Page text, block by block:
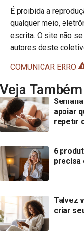
É proibida a
qualquer meio,
escrita. O site não
autores deste
COMUNICAR ERRO
Veja Também
apoiar
repetir
6
precisa
Talvez
criar